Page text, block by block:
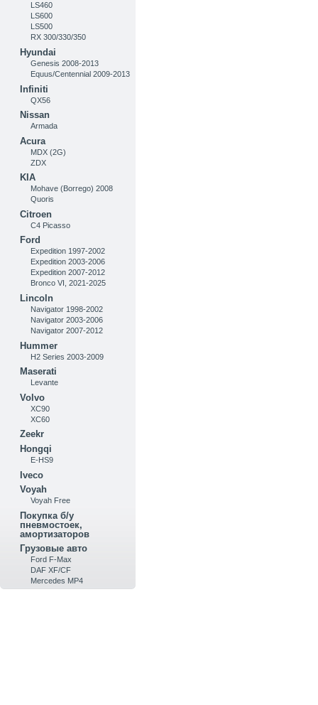
LS460
LS600
LS500
RX 300/330/350
Hyundai
Genesis 2008-2013
Equus/Centennial 2009-2013
Infiniti
QX56
Nissan
Armada
Acura
MDX (2G)
ZDX
KIA
Mohave (Borrego) 2008
Quoris
Citroen
C4 Picasso
Ford
Expedition 1997-2002
Expedition 2003-2006
Expedition 2007-2012
Bronco VI, 2021-2025
Lincoln
Navigator 1998-2002
Navigator 2003-2006
Navigator 2007-2012
Hummer
H2 Series 2003-2009
Maserati
Levante
Volvo
XC90
XC60
Zeekr
Hongqi
E-HS9
Iveco
Voyah
Voyah Free
Покупка б/у
пневмостоек,
амортизаторов
Грузовые авто
Ford F-Max
DAF XF/CF
Mercedes MP4